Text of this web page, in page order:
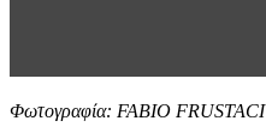
Φωτογραφία: FABIO FRUSTACI